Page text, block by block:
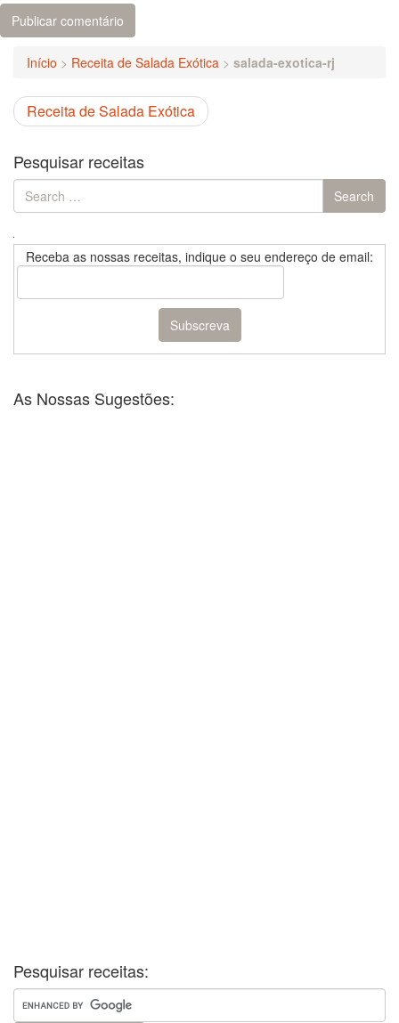
Início > Receita de Salada Exótica > salada-exotica-rj
Receita de Salada Exótica
Pesquisar receitas
Search
for:
Search
Receba as nossas receitas, indique o seu endereço de email:
As Nossas Sugestões:
Pesquisar receitas: